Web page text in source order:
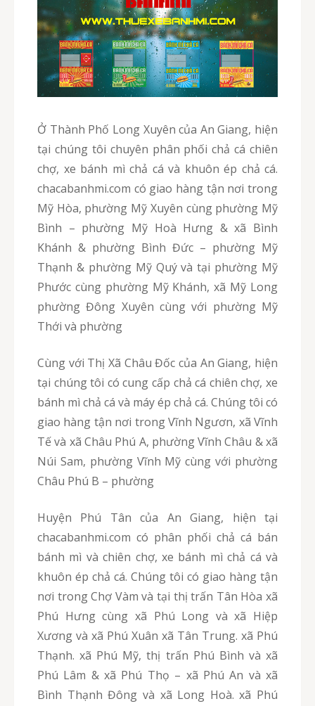
Ở Thành Phố Long Xuyên của An Giang, hiện
tại chúng tôi chuyên phân phối chả cá chiên
chợ, xe bánh mì chả cá và khuôn ép chả cá.
chacabanhmi.com có giao hàng tận nơi trong
Mỹ Hòa, phường Mỹ Xuyên cùng phường Mỹ
Bình – phường Mỹ Hoà Hưng & xã Bình
Khánh & phường Bình Đức – phường Mỹ
Thạnh & phường Mỹ Quý và tại phường Mỹ
Phước cùng phường Mỹ Khánh, xã Mỹ Long
phường Đông Xuyên cùng với phường Mỹ
Thới và phường
Cùng với Thị Xã Châu Đốc của An Giang, hiện
tại chúng tôi có cung cấp chả cá chiên chợ, xe
bánh mì chả cá và máy ép chả cá. Chúng tôi có
giao hàng tận nơi trong Vĩnh Ngươn, xã Vĩnh
Tế và xã Châu Phú A, phường Vĩnh Châu & xã
Núi Sam, phường Vĩnh Mỹ cùng với phường
Châu Phú B – phường
Huyện Phú Tân của An Giang, hiện tại
chacabanhmi.com có phân phối chả cá bán
bánh mì và chiên chợ, xe bánh mì chả cá và
khuôn ép chả cá. Chúng tôi có giao hàng tận
nơi trong Chợ Vàm và tại thị trấn Tân Hòa xã
Phú Hưng cùng xã Phú Long và xã Hiệp
Xương và xã Phú Xuân xã Tân Trung. xã Phú
Thạnh. xã Phú Mỹ, thị trấn Phú Bình và xã
Phú Lâm & xã Phú Thọ – xã Phú An và xã
Bình Thạnh Đông và xã Long Hoà. xã Phú